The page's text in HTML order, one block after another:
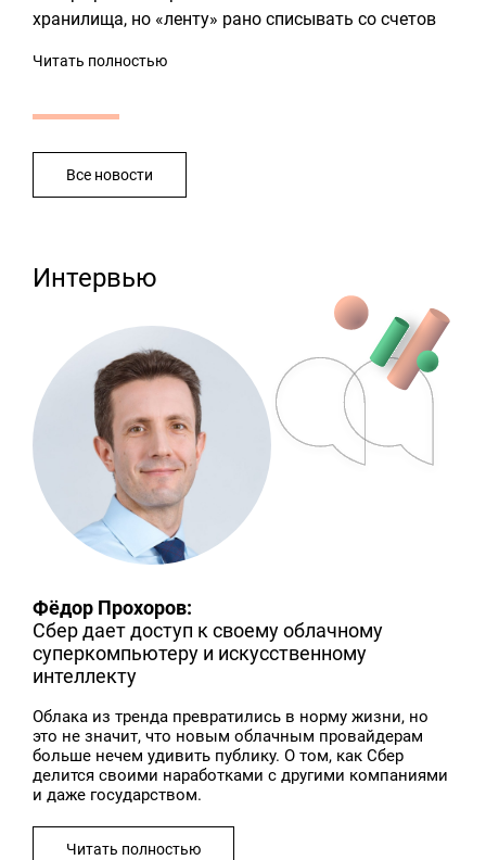
хранилища, но «ленту» рано списывать со счетов
Читать полностью
Все новости
Интервью
Фёдор Прохоров:
Сбер дает доступ к своему облачному
суперкомпьютеру и искусственному
интеллекту
Облака из тренда превратились в норму жизни, но
это не значит, что новым облачным провайдерам
больше нечем удивить публику. О том, как Сбер
делится своими наработками с другими компаниями
и даже государством.
Читать полностью